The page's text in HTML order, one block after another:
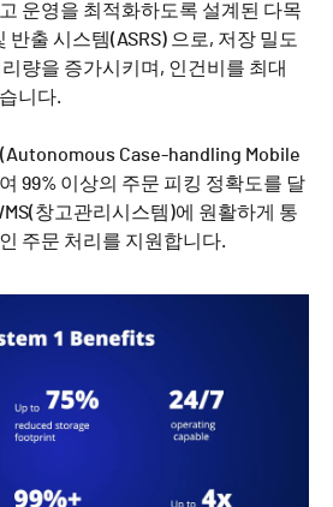
운영을 최적화하도록 설계된 다목
반출 시스템(ASRS) 으로, 저장 밀도
량을 증가시키며, 인건비를 최대
니다.
Case-handling Mobile
99% 이상의 주문 피킹 정확도를 달
창고관리시스템)에 원활하게 통
주문 처리를 지원합니다.